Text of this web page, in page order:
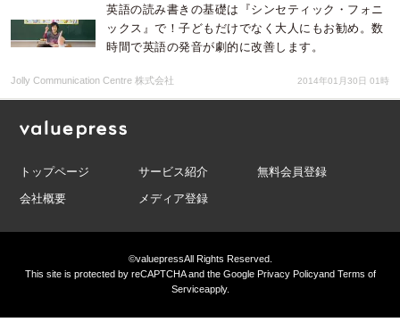
英語の読み書きの基礎は『シンセティック・フォニ
ックス』で！子どもだけでなく大人にもお勧め。数
時間で英語の発音が劇的に改善します。
Jolly Communication Centre 株式会社 2014年01月30日 01時
トップページ サービス紹介
無料会員登録
会社概要
メディア登録
©valuepressAll Rights Reserved.
This site is protected by reCAPTCHA and the GooglePrivacy Policyand Terms of
Serviceapply.